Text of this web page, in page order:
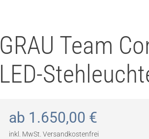
GRAU Team
LED-
ab 1.650,00 €
inkl. MwSt. Versandkostenfrei